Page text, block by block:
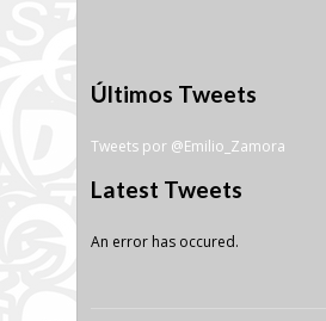
Últimos Tweets
Tweets por @Emilio_Zamora
Latest Tweets
An error has occured.